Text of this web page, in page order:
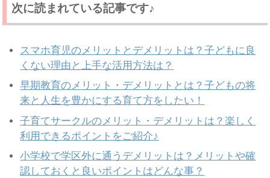
次に読まれている記事です♪
スマホ育児のメリットとデメリットは？子どもに良
くない理由と上手な活用方法は？
早期教育のメリット・デメリットとは？子どもの将
来と人生を豊かにする育て方をしたい！
子育てサークルのメリット・デメリットは？楽しく
利用できるポイントをご紹介♪
小学校で学区外に通うデメリットは？メリットや確
認しておくと良いポイントはどんな事？